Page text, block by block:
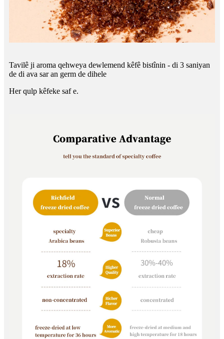
Tavilê ji aroma qehweya dewlemend kêfê bistînin - di 3 saniyan
de di ava sar an germ de dihele
Her qulp kêfeke saf e.